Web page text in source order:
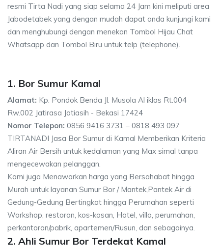
resmi Tirta Nadi yang siap selama 24 Jam kini meliputi area
Jabodetabek yang dengan mudah dapat anda kunjungi kami
dan menghubungi dengan menekan Tombol Hijau Chat
Whatsapp dan Tombol Biru untuk telp (telephone).
1. Bor Sumur Kamal
Alamat: Kp. Pondok Benda Jl. Musola Al iklas Rt.004
Rw.002 Jatirasa Jatiasih - Bekasi 17424
Nomor Telepon: 0856 9416 3731 – 0818 493 097
TIRTANADI Jasa Bor Sumur di Kamal Memberikan Kriteria
Aliran Air Bersih untuk kedalaman yang Max simal tanpa
mengecewakan pelanggan.
Kami juga Menawarkan harga yang Bersahabat hingga
Murah untuk layanan Sumur Bor / Mantek,Pantek Air di
Gedung-Gedung Bertingkat hingga Perumahan seperti
Workshop, restoran, kos-kosan, Hotel, villa, perumahan,
perkantoran/pabrik, apartemen/Rusun, dan sebagainya.
2. Ahli Sumur Bor Terdekat Kamal